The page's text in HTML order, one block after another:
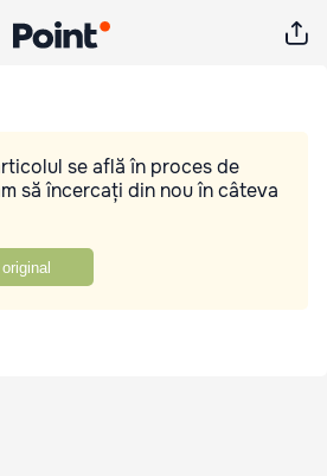
se află în proces de
să încercați din nou în câteva